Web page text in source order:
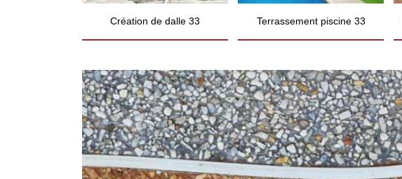
Création de dalle 33 Terrassement piscine 33